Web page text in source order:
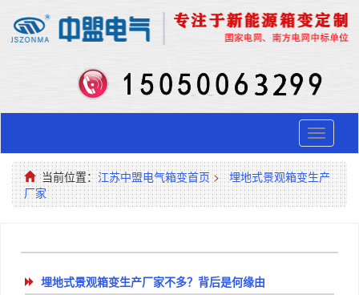
Toggle
当前位置：江苏中盟电气箱变首页 >
埋地式景观箱变生产
厂家
埋地式景观箱变生产厂家不多？背后是何缘由